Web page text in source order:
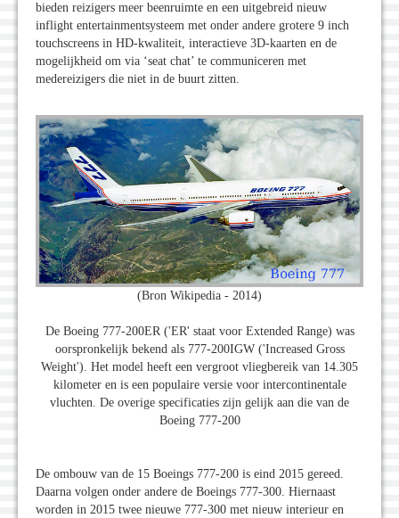
bieden reizigers meer beenruimte en een uitgebreid nieuw
inflight entertainmentsysteem met onder andere grotere 9 inch
touchscreens in HD-kwaliteit, interactieve 3D-kaarten en de
mogelijkheid om via ‘seat chat’ te communiceren met
medereizigers die niet in de buurt zitten.
(Bron Wikipedia - 2014)
De Boeing 777-200ER ('ER' staat voor Extended Range) was
oorspronkelijk bekend als 777-200IGW ('Increased Gross
Weight'). Het model heeft een vergroot vliegbereik van 14.305
kilometer en is een populaire versie voor intercontinentale
vluchten. De overige specificaties zijn gelijk aan die van de
Boeing 777-200
De ombouw van de 15 Boeings 777-200 is eind 2015 gereed.
Daarna volgen onder andere de Boeings 777-300. Hiernaast
worden in 2015 twee nieuwe 777-300 met nieuw interieur en